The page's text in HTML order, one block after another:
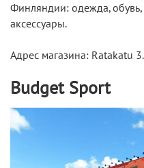
Финляндии: одежда, обувь,
аксессуары.
Адрес магазина: Ratakatu 3.
Budget Sport